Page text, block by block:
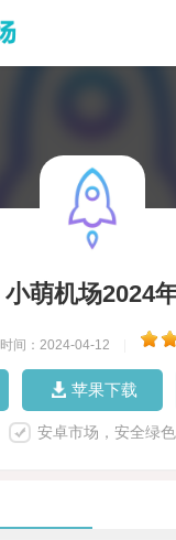
小萌机场2024
时间：2024-04-12
苹果下载
安卓市场，安全绿色